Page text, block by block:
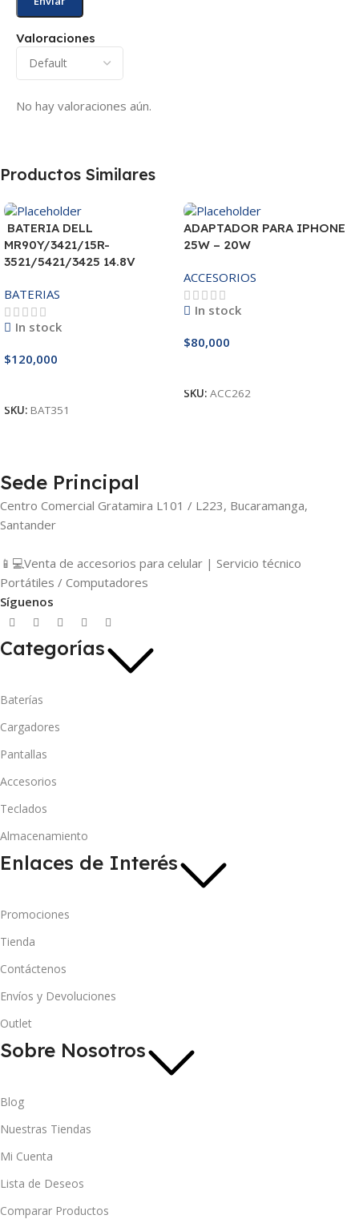
Valoraciones
No hay valoraciones aún.
Productos Similares
BATERIA DELL
MR90Y/3421/15R-
3521/5421/3425 14.8V
BATERIAS
In stock
$120,000
SKU: BAT351
ADAPTADOR PARA IPHONE
25W – 20W
ACCESORIOS
In stock
$80,000
SKU: ACC262
Sede Principal
Centro Comercial Gratamira L101 / L223, Bucaramanga,
Santander
📱💻Venta de accesorios para celular | Servicio técnico
Portátiles / Computadores
Síguenos
Categorías
Baterías
Cargadores
Pantallas
Accesorios
Teclados
Almacenamiento
Enlaces de Interés
Promociones
Tienda
Contáctenos
Envíos y Devoluciones
Outlet
Sobre Nosotros
Blog
Nuestras Tiendas
Mi Cuenta
Lista de Deseos
Comparar Productos